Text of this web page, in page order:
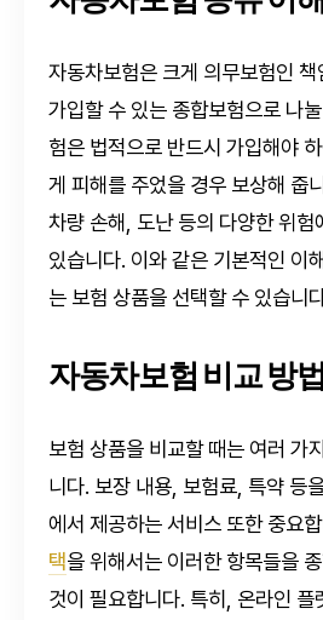
자동차보험은 크게 의무보험인
가입할 수 있는 종합보험으로 나
험은 법적으로 반드시 가입해야
게 피해를 주었을 경우 보상해 줍
차량 손해, 도난 등의 다양한 위험
있습니다. 이와 같은 기본적인 이
는 보험 상품을 선택할 수 있습니
자동차보험 비교 방법
보험 상품을 비교할 때는 여러 가
니다. 보장 내용, 보험료, 특약 등
에서 제공하는 서비스 또한 중요
택을 위해서는 이러한 항목들을
것이 필요합니다. 특히, 온라인 플